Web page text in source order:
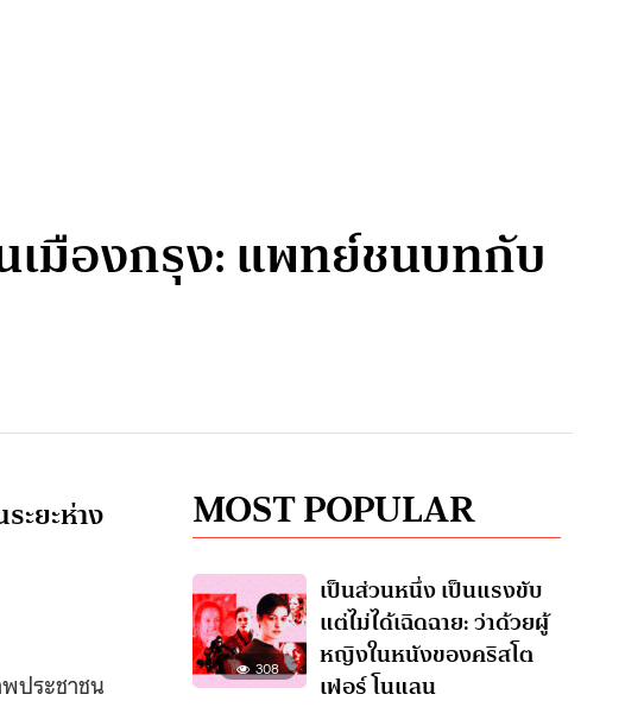
เมืองกรุง: แพทย์ชนบทกับ
ะยะห่าง
ประชาชน
MOST POPULAR
308
เป็นส่วนหนึ่ง เป็นแรงขับ
แต่ไม่ได้เฉิดฉาย: ว่าด้วยผู้
หญิงในหนังของคริสโต
เฟอร์ โนแลน